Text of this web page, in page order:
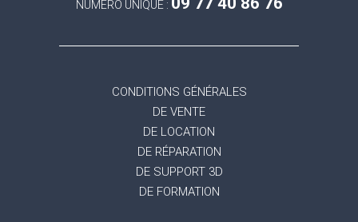
NUMÉRO UNIQUE :
CONDITIONS GÉNÉRALES
DE VENTE
DE LOCATION
DE RÉPARATION
DE SUPPORT 3D
DE FORMATION